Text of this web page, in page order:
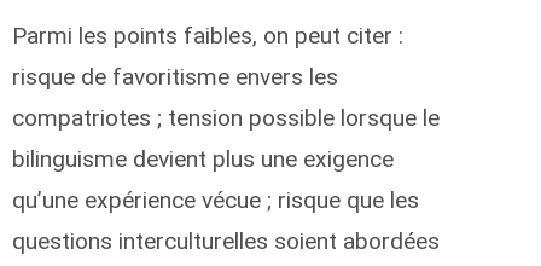
Parmi les points faibles, on peut citer :
risque de favoritisme envers les
compatriotes ; tension possible lorsque le
bilinguisme devient plus une exigence
qu’une expérience vécue ; risque que les
questions interculturelles soient abordées